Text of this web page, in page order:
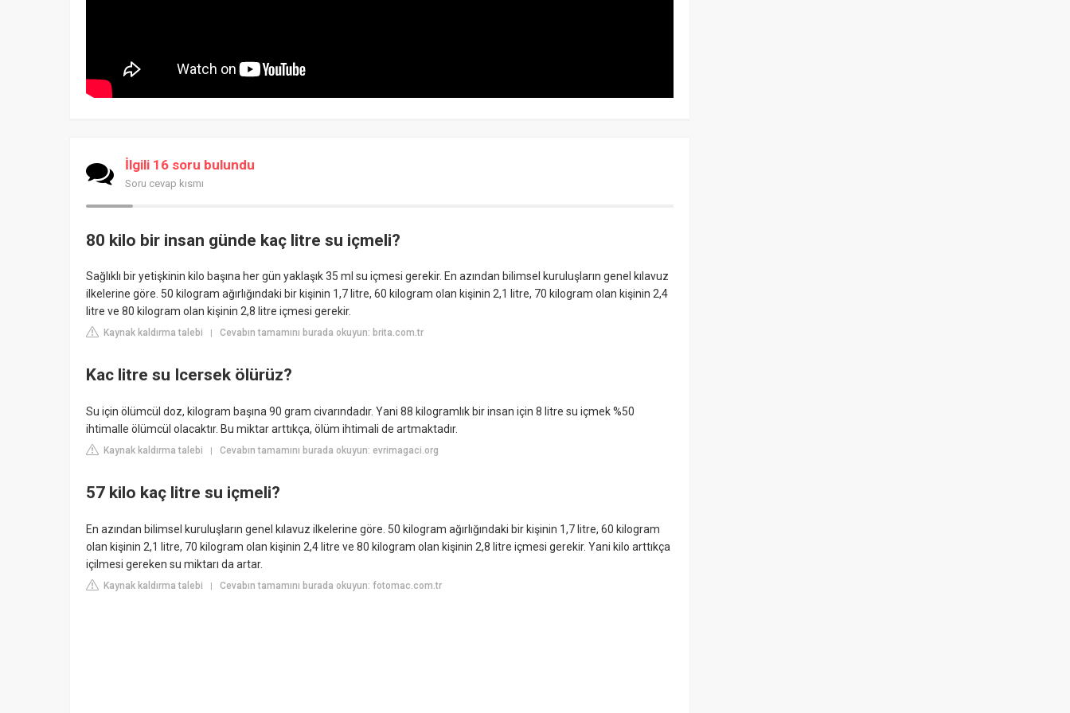
İlgili 16 soru bulundu
Soru cevap kısmı
80 kilo bir insan günde kaç litre su içmeli?
Sağlıklı bir yetişkinin kilo başına her gün yaklaşık 35 ml su içmesi gerekir. En azından bilimsel kuruluşların genel kılavuz
ilkelerine göre. 50 kilogram ağırlığındaki bir kişinin 1,7 litre, 60 kilogram olan kişinin 2,1 litre, 70 kilogram olan kişinin 2,4
litre ve 80 kilogram olan kişinin 2,8 litre içmesi gerekir.
Kaynak kaldırma talebi | Cevabın tamamını burada okuyun: brita.com.tr
Kac litre su Icersek ölürüz?
Su için ölümcül doz, kilogram başına 90 gram civarındadır. Yani 88 kilogramlık bir insan için 8 litre su içmek %50
ihtimalle ölümcül olacaktır. Bu miktar arttıkça, ölüm ihtimali de artmaktadır.
Kaynak kaldırma talebi | Cevabın tamamını burada okuyun: evrimagaci.org
57 kilo kaç litre su içmeli?
En azından bilimsel kuruluşların genel kılavuz ilkelerine göre. 50 kilogram ağırlığındaki bir kişinin 1,7 litre, 60 kilogram
olan kişinin 2,1 litre, 70 kilogram olan kişinin 2,4 litre ve 80 kilogram olan kişinin 2,8 litre içmesi gerekir. Yani kilo arttıkça
içilmesi gereken su miktarı da artar.
Kaynak kaldırma talebi | Cevabın tamamını burada okuyun: fotomac.com.tr